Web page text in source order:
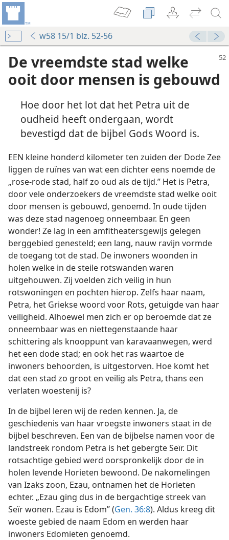
w58 15/1 blz. 52-56
De vreemdste stad welke
ooit door mensen is gebouwd
Hoe door het lot dat het Petra uit de
oudheid heeft ondergaan, wordt
bevestigd dat de bijbel Gods Woord is.
EEN kleine honderd kilometer ten zuiden der Dode Zee
liggen de ruïnes van wat een dichter eens noemde de
„rose-rode stad, half zo oud als de tijd.” Het is Petra,
door vele onderzoekers de vreemdste stad welke ooit
door mensen is gebouwd, genoemd. In oude tijden
was deze stad nagenoeg onneembaar. En geen
wonder! Ze lag in een amfitheatersgewijs gelegen
berggebied genesteld; een lang, nauw ravijn vormde
de toegang tot de stad. De inwoners woonden in
holen welke in de steile rotswanden waren
uitgehouwen. Zij voelden zich veilig in hun
rotswoningen en pochten hierop. Zelfs haar naam,
Petra, het Griekse woord voor Rots, getuigde van haar
veiligheid. Alhoewel men zich er op beroemde dat ze
onneembaar was en niettegenstaande haar
schittering als knooppunt van karavaanwegen, werd
het een dode stad; en ook het ras waartoe de
inwoners behoorden, is uitgestorven. Hoe komt het
dat een stad zo groot en veilig als Petra, thans een
verlaten woestenij is?
In de bijbel leren wij de reden kennen. Ja, de
geschiedenis van haar vroegste inwoners staat in de
bijbel beschreven. Een van de bijbelse namen voor de
landstreek rondom Petra is het gebergte Seïr. Dit
rotsachtige gebied werd oorspronkelijk door de in
holen levende Horieten bewoond. De nakomelingen
van Izaks zoon, Ezau, ontnamen het de Horieten
echter. „Ezau ging dus in de bergachtige streek van
Seïr wonen. Ezau is Edom” (Gen. 36:8). Aldus kreeg dit
woeste gebied de naam Edom en werden haar
inwoners Edomieten genoemd.